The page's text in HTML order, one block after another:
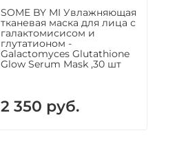
SOME BY MI Увлажняющая
тканевая маска для лица с
галактомисисом и
глутатионом -
Galactomyces Glutathione
Glow Serum Mask ,30 шт
2 350 руб.